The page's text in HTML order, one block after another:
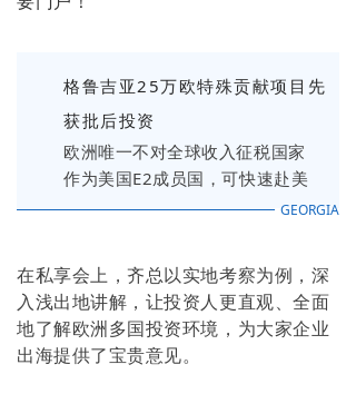
格鲁吉亚25万欧特殊贡献项目先
获批后投资
欧洲唯一不对全球收入征税国家
作为美国E2成员国，可快速赴美
GEORGIA
在私享会上，齐总以实地考察为例，深
入浅出地讲解，让投资人更直观、全面
地了解欧洲多国投资环境，为大家企业
出海提供了宝贵意见。